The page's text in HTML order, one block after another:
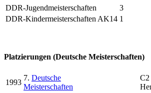
DDR-Jugendmeisterschaften
3
DDR-Kindermeisterschaften AK14 1
Platzierungen (Deutsche Meisterschaften)
1993
7. Deutsche
Meisterschaften
C2